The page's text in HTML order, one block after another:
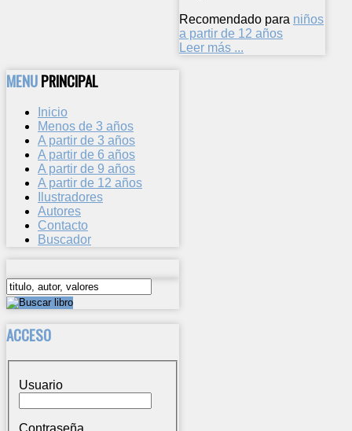
Recomendado para niños
a partir de 12 años
Leer más ...
MENUPRINCIPAL
Inicio
Menos de 3 años
A partir de 3 años
A partir de 6 años
A partir de 9 años
A partir de 12 años
Ilustradores
Autores
Contacto
Buscador
ACCESO
Usuario